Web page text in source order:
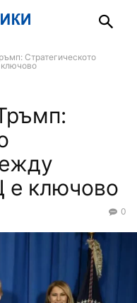
Стратегическото
е ключово
0